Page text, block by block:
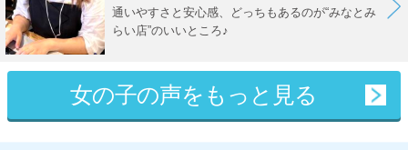
通いやすさと安心感、どっちもあるのが“みなとみ
らい店”のいいところ♪
女の子の声をもっと見る